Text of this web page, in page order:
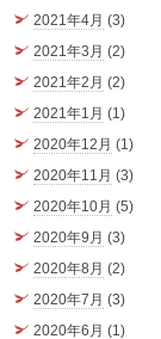
2021年4月 (3)
2021年3月 (2)
2021年2月 (2)
2021年1月 (1)
2020年12月 (1)
2020年11月 (3)
2020年10月 (5)
2020年9月 (3)
2020年8月 (2)
2020年7月 (3)
2020年6月 (1)